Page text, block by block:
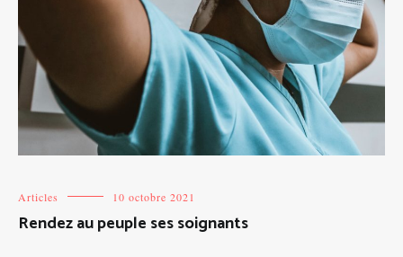
Articles 10 octobre 2021
Rendez au peuple ses soignants